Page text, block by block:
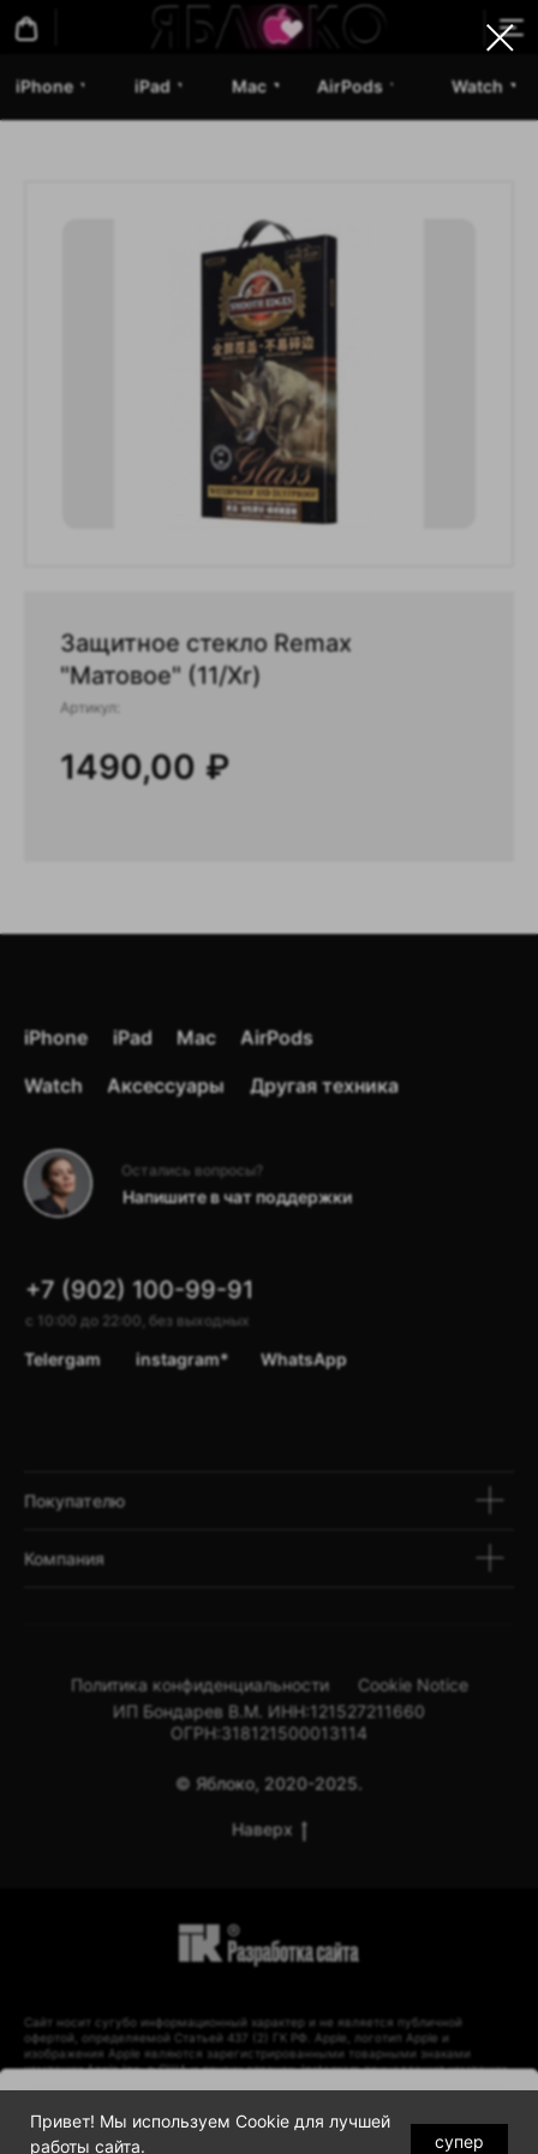
iPhone iPad Mac AirPods Watch
Защитное стекло Remax
"Матовое" (11/Xr)
Артикул:
1490,00 ₽
Уведомить
iPhone iPad Mac
AirPods
Watch
Другая техника
Аксессуары
с 10:00 до 22:00, без выходных
+7 (902) 100-99-91
WhatsApp
Telergam instagram*
Остались вопросы?
Напишите в чат поддержки
Покупателю
Компания
Политика конфиденциальности
Cookie Notice
ИП Бондарев В.М. ИНН:121527211660
ОГРН:318121500013114
© Яблоко, 2020-2025.
Наверх
Сайт носит сугубо информационный характер и не является публичной
офертой, определяемой Статьей 437 (2) ГК РФ. Apple, логотип Apple и
изображения Apple являются зарегистрированными товарными знаками
компании Apple Inc. в США и других странах. Instagram принадлежит компании
Привет! Мы используем Cookie для лучшей
работы сайта.
супер
могут изменяться.
Точную стоимость уточняйте